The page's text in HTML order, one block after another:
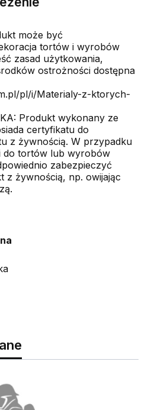
może być
tortów i wyrobów
zasad użytkowania,
ostrożności dostępna
pl/i/Materialy-z-ktorych-
Produkt wykonany ze
certyfikatu do
z żywnością. W przypadku
do tortów lub wyrobów
zabezpieczyć
z żywnością, np. owijając